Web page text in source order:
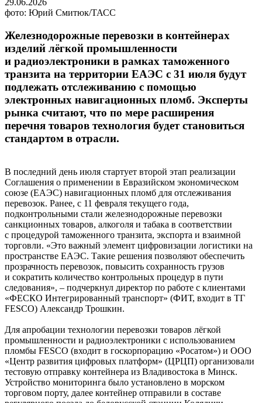
29.06.2026
фото: Юрий Смитюк/ТАСС
Железнодорожные перевозки в контейнерах
изделий лёгкой промышленности
и радиоэлектроники в рамках таможенного
транзита на территории ЕАЭС с 31 июля будут
подлежать отслеживанию с помощью
электронных навигационных пломб. Эксперты
рынка считают, что по мере расширения
перечня товаров технология будет становиться
стандартом в отрасли.
В последний день июля стартует второй этап реализации
Соглашения о применении в Евразийском экономическом
союзе (ЕАЭС) навигационных пломб для отслеживания
перево­зок. Ранее, с 11 февраля текущего года,
подконтрольными стали железнодорожные перевозки
санкционных товаров, алкоголя и табака в соответствии
с процедурой таможенного транзита, экспорта и взаимной
торговли. «Это важный элемент цифровизации логистики на
пространстве ЕАЭС. Такие решения позволяют обеспечить
прозрачность перевозок, повысить сохранность грузов
и сократить количество контрольных процедур в пути
следования», – подчеркнул директор по работе с клиентами
«ФЕСКО Интегрированный транспорт» (ФИТ, входит в ТГ
FESCO) Александр Трошкин.
Для апробации технологии перевозки товаров лёгкой
промышленности и радиоэлектроники с использованием
пломбы FESCO (входит в госкорпорацию «Росатом») и ООО
«Центр развития цифровых платформ» (ЦРЦП) организовали
тестовую отправку контейнера из Владивостока в Минск.
Устройство мониторинга было установлено в морском
торговом порту, далее контейнер отправили в составе